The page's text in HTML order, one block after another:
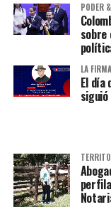
PODER
sobre
LA FIRMA
El día